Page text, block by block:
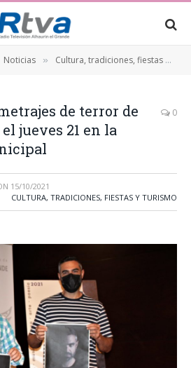
Noticias » Cultura, tradiciones, fiestas y turismo
de terror de
jueves 21 en la
0
15/10/2021
CULTURA, TRADICIONES, FIESTAS Y TURISMO